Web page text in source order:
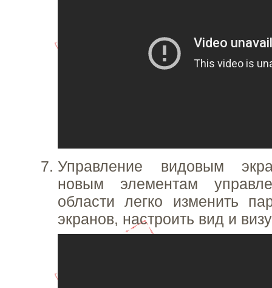
Управление видовым
новым элементам
области легко изменить
экранов, настроить вид и